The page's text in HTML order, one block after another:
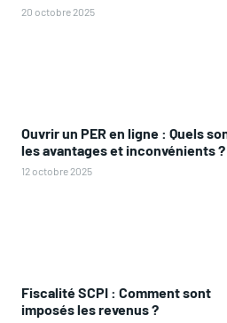
20 octobre 2025
Ouvrir un PER en ligne : Quels
les avantages et inconvénients ?
12 octobre 2025
Fiscalité SCPI : Comment sont
imposés les revenus ?